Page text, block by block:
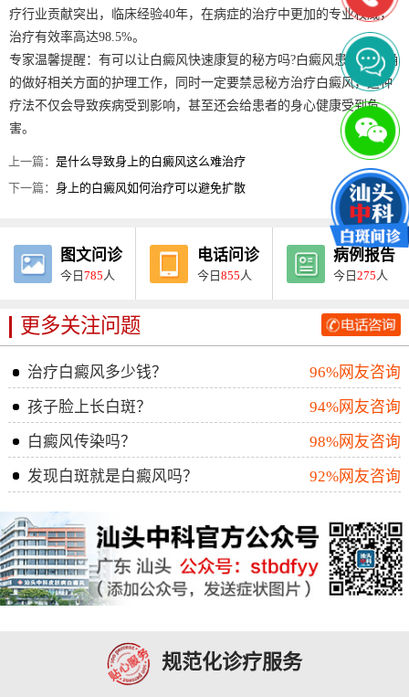
疗行业贡献突出，临床经验40年，在病症的治疗中更加的专业权威，
治疗有效率高达98.5%。
专家温馨提醒：有可以让白癜风快速康复的秘方吗?白癜风患者要正确
的做好相关方面的护理工作，同时一定要禁忌秘方治疗白癜风，这种
疗法不仅会导致疾病受到影响，甚至还会给患者的身心健康受到危
害。
上一篇：是什么导致身上的白癜风这么难治疗
下一篇： 身上的白癜风如何治疗可以避免扩散
图文问诊
今日785 人
电话问诊
今日855 人
病例报告
今日275 人
更多关注问题
治疗白癜风多少钱？
96%网友咨询
孩子脸上长白斑？
94%网友咨询
白癜风传染吗？
98%网友咨询
发现白斑就是白癜风吗？
92%网友咨询
规范化诊疗服务